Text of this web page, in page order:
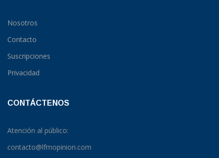
Nosotros
Contacto
Suscripciones
Privacidad
CONTÁCTENOS
Atención al público:
contacto@lfmopinion.com